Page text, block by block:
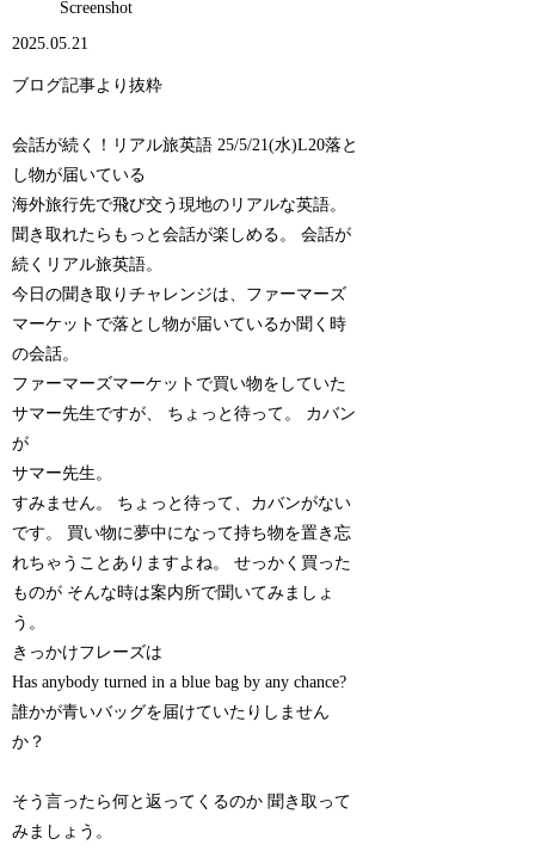
Screenshot
2025.05.21
ブログ記事より抜粋
会話が続く！リアル旅英語 25/5/21(水)L20落と
し物が届いている
海外旅行先で飛び交う現地のリアルな英語。
聞き取れたらもっと会話が楽しめる。 会話が
続くリアル旅英語。
今日の聞き取りチャレンジは、ファーマーズ
マーケットで落とし物が届いているか聞く時
の会話。
ファーマーズマーケットで買い物をしていた
サマー先生ですが、 ちょっと待って。 カバン
が
サマー先生。
すみません。 ちょっと待って、カバンがない
です。 買い物に夢中になって持ち物を置き忘
れちゃうことありますよね。 せっかく買った
ものが そんな時は案内所で聞いてみましょ
う。
きっかけフレーズは
Has anybody turned in a blue bag by any chance?
誰かが青いバッグを届けていたりしません
か？
そう言ったら何と返ってくるのか 聞き取って
みましょう。